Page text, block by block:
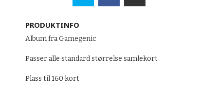
PRODUKTINFO
Album fra Gamegenic
Passer alle standard størrelse samlekort
Plass til 160 kort